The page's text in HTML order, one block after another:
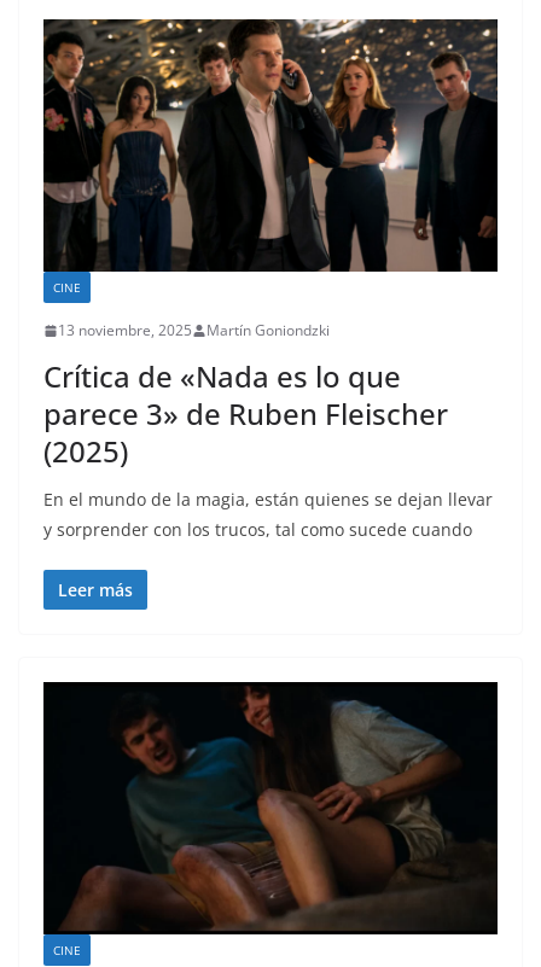
CINE
13 noviembre, 2025 Martín Goniondzki
Crítica de «Nada es lo que
parece 3» de Ruben Fleischer
(2025)
En el mundo de la magia, están quienes se dejan llevar
y sorprender con los trucos, tal como sucede cuando
Leer más
CINE